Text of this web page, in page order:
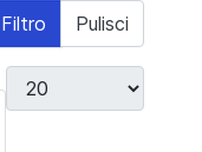
Filtro Pulisci
Visualizza #